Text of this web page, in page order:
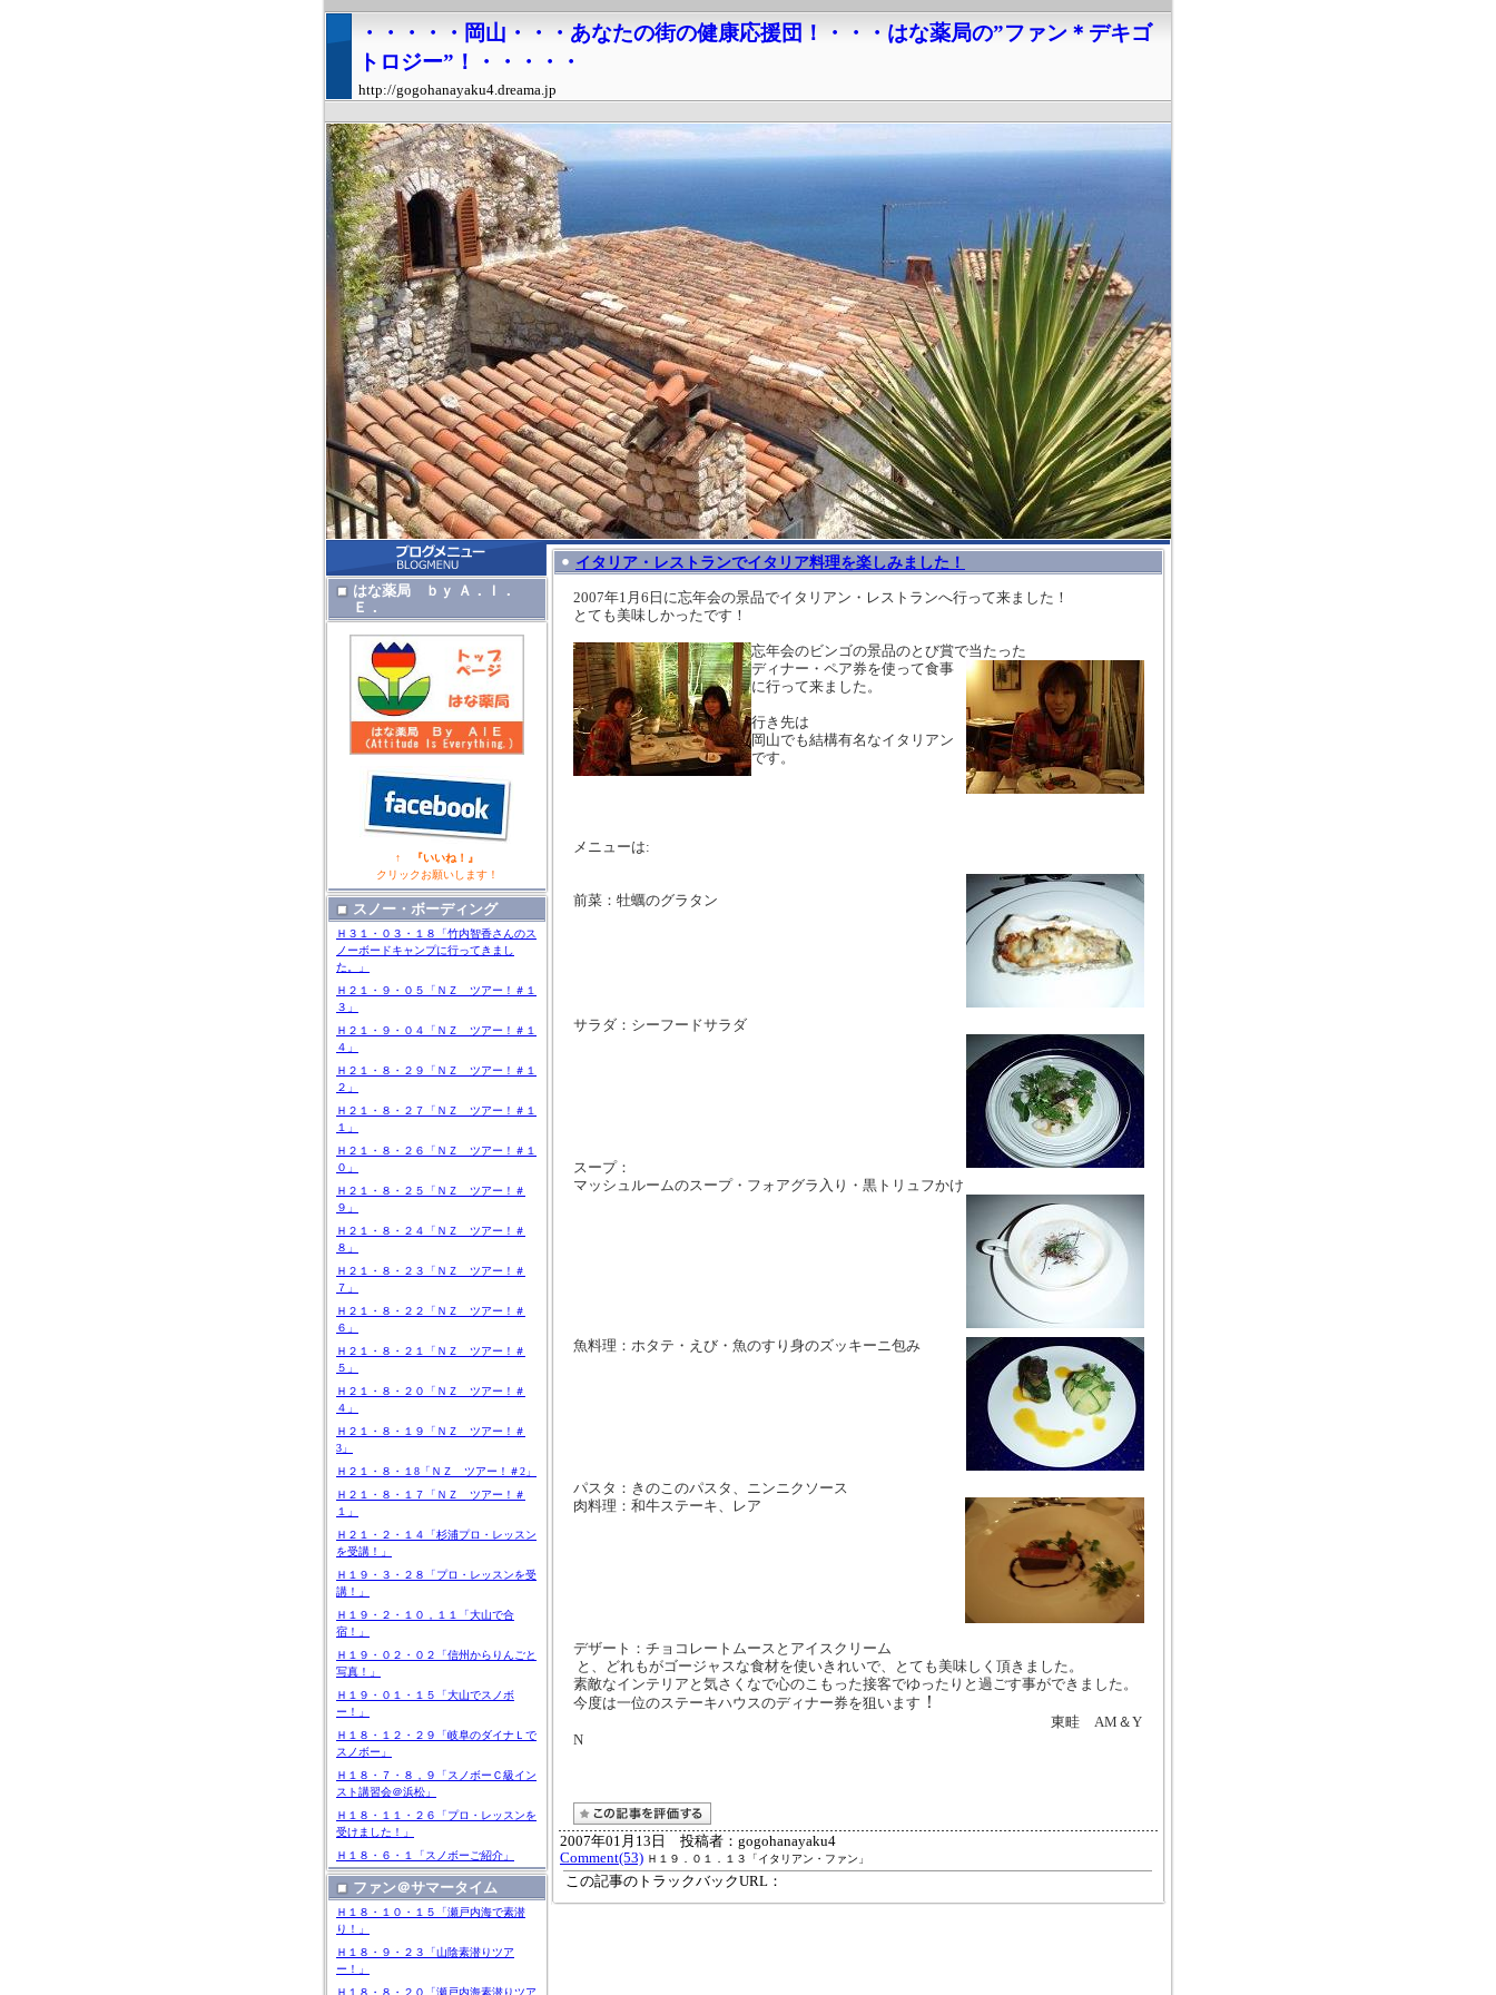
・・・・・岡山・・・あなたの街の健康応援団！・・・はな薬局の”ファン＊デキゴ
トロジー”！・・・・・
http://gogohanayaku4.dreama.jp
はな薬局 ｂｙ Ａ．Ｉ．
Ｅ．
↑ 『いいね！』
クリックお願いします！
スノー・ボーディング
Ｈ３１・０３・１８「竹内智香さんのス
ノーボードキャンプに行ってきまし
た。」
Ｈ２１・９・０５「ＮＺ ツアー！＃１
３」
Ｈ２１・９・０４「ＮＺ ツアー！＃１
４」
Ｈ２１・８・２９「ＮＺ ツアー！＃１
２」
Ｈ２１・８・２７「ＮＺ ツアー！＃１
１」
Ｈ２１・８・２６「ＮＺ ツアー！＃１
０」
Ｈ２１・８・２５「ＮＺ ツアー！＃
９」
Ｈ２１・８・２４「ＮＺ ツアー！＃
８」
Ｈ２１・８・２３「ＮＺ ツアー！＃
７」
Ｈ２１・８・２２「ＮＺ ツアー！＃
６」
Ｈ２１・８・２１「ＮＺ ツアー！＃
５」
Ｈ２１・８・２０「ＮＺ ツアー！＃
４」
Ｈ２１・８・１９「ＮＺ ツアー！＃
3」
Ｈ２１・８・１8「ＮＺ ツアー！＃2」
Ｈ２１・８・１７「ＮＺ ツアー！＃
１」
Ｈ２１・２・１４「杉浦プロ・レッスン
を受講！」
Ｈ１９・３・２８「プロ・レッスンを受
講！」
Ｈ１９・２・１０，１１「大山で合
宿！」
Ｈ１９・０２・０２「信州からりんごと
写真！」
Ｈ１９・０１・１５「大山でスノボ
ー！」
Ｈ１８・１２・２９「岐阜のダイナＬで
スノボー」
Ｈ１８・７・８，９「スノボーＣ級イン
スト講習会＠浜松」
Ｈ１８・１１・２６「プロ・レッスンを
受けました！」
Ｈ１８・６・１「スノボーご紹介」
ファン＠サマータイム
Ｈ１８・１０・１５「瀬戸内海で素潜
り！」
Ｈ１８・９・２３「山陰素潜りツア
ー！」
Ｈ１８・８・２０「瀬戸内海素潜りツア
イタリア・レストランでイタリア料理を楽しみました！
2007年1 月 6 日に忘年会の景品でイタリアン・レストランへ行って来ました！
とても美味しかったです！
忘年会のビンゴの景品のとび賞で当たった
ディナー・ペア券を使って食事
に行って来ました。
行き先は
岡山でも結構有名なイタリアン
です。
メニューは:
前菜：牡蠣のグラタン
サラダ：シーフードサラダ
スープ：
マッシュルームのスープ・フォアグラ入り・黒トリュフかけ
魚料理：ホタテ・えび・魚のすり身のズッキーニ包み
パスタ：きのこのパスタ、ニンニクソース
肉料理：和牛ステーキ、レア
デザート：チョコレートムースとアイスクリーム
と、どれもがゴージャスな食材を使いきれいで、とても美味しく頂きました。
素敵なインテリアと気さくなで心のこもった接客でゆったりと過ごす事ができました。
今度は一位のステーキハウスのディナー券を狙います ！
東畦 AM ＆Y
N
2007年01月13日 投稿者：gogohanayaku4
Comment(53) Ｈ１９．０１．１３「イタリアン・ファン」
この記事のトラックバックURL：